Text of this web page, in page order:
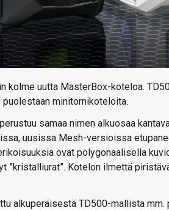
kolme uutta MasterBox-koteloa.
minitornikoteloita.
perustuu samaa nimen alkuosaa
uusissa Mesh-versioissa
ovat polygonaalisella
”kristalliurat”. Kotelon ilmettä
alkuperäisestä TD500-mallista mm.